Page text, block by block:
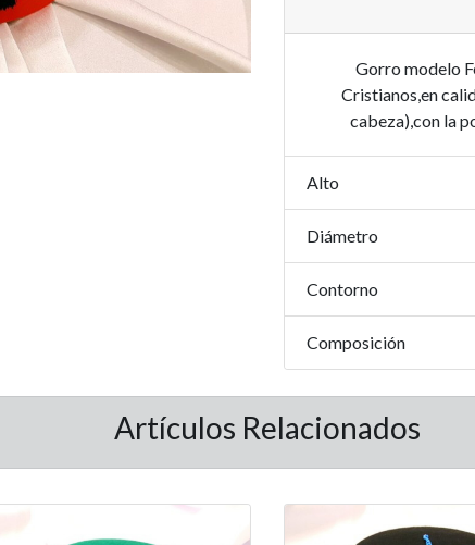
Gorro modelo
Cristianos,en
cabeza),con la
Alto
Diámetro
Contorno
Composición
Artículos Relacionados